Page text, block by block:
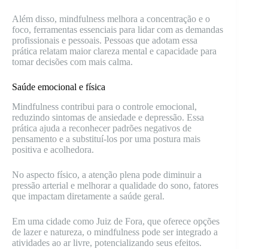
Além disso, mindfulness melhora a concentração e o
foco, ferramentas essenciais para lidar com as demandas
profissionais e pessoais. Pessoas que adotam essa
prática relatam maior clareza mental e capacidade para
tomar decisões com mais calma.
Saúde emocional e física
Mindfulness contribui para o controle emocional,
reduzindo sintomas de ansiedade e depressão. Essa
prática ajuda a reconhecer padrões negativos de
pensamento e a substituí-los por uma postura mais
positiva e acolhedora.
No aspecto físico, a atenção plena pode diminuir a
pressão arterial e melhorar a qualidade do sono, fatores
que impactam diretamente a saúde geral.
Em uma cidade como Juiz de Fora, que oferece opções
de lazer e natureza, o mindfulness pode ser integrado a
atividades ao ar livre, potencializando seus efeitos.